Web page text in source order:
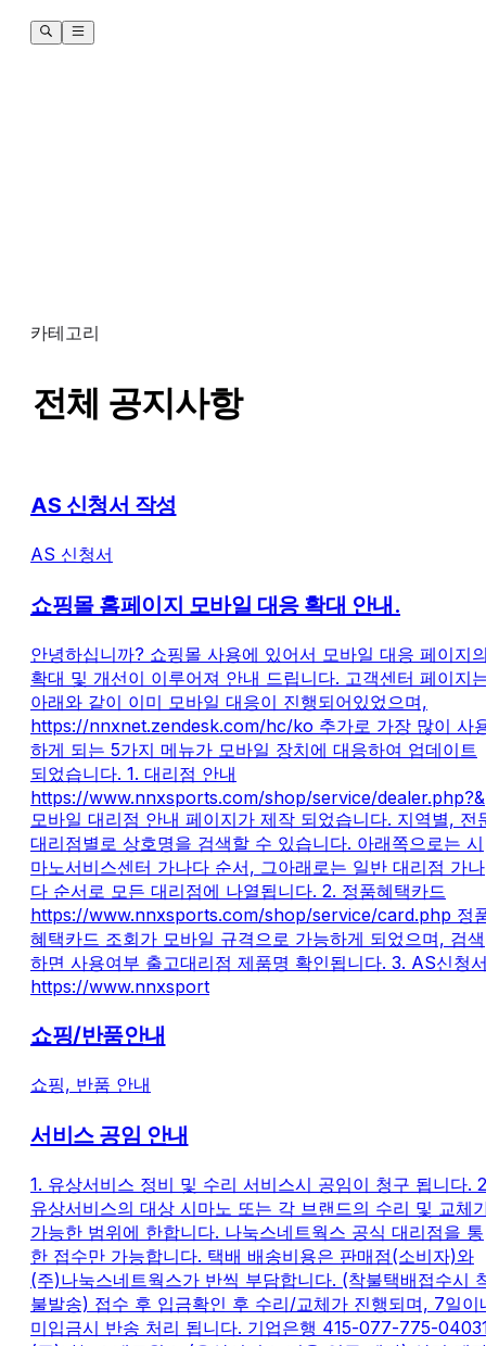
카테고리
전체 공지사항
AS 신청서 작성
AS 신청서
쇼핑몰 홈페이지 모바일 대응 확대 안내.
안녕하십니까? 쇼핑몰 사용에 있어서 모바일 대응 페이지
확대 및 개선이 이루어져 안내 드립니다. 고객센터 페이지
아래와 같이 이미 모바일 대응이 진행되어있었으며,
https://nnxnet.zendesk.com/hc/ko 추가로 가장 많이 사
하게 되는 5가지 메뉴가 모바일 장치에 대응하여 업데이트
되었습니다. 1. 대리점 안내
https://www.nnxsports.com/shop/service/dealer.php?&
모바일 대리점 안내 페이지가 제작 되었습니다. 지역별, 전
대리점별로 상호명을 검색할 수 있습니다. 아래쪽으로는 시
마노서비스센터 가나다 순서, 그아래로는 일반 대리점 가나
다 순서로 모든 대리점에 나열됩니다. 2. 정품혜택카드
https://www.nnxsports.com/shop/service/card.php 정
혜택카드 조회가 모바일 규격으로 가능하게 되었으며, 검색
하면 사용여부 출고대리점 제품명 확인됩니다. 3. AS신청
https://www.nnxsport
쇼핑/반품안내
쇼핑, 반품 안내
서비스 공임 안내
1. 유상서비스 정비 및 수리 서비스시 공임이 청구 됩니다.
유상서비스의 대상 시마노 또는 각 브랜드의 수리 및 교체
가능한 범위에 한합니다. 나눅스네트웍스 공식 대리점을 통
한 접수만 가능합니다. 택배 배송비용은 판매점(소비자)와
(주)나눅스네트웍스가 반씩 부담합니다. (착불택배접수시
불발송) 접수 후 입금확인 후 수리/교체가 진행되며, 7일이
미입금시 반송 처리 됩니다. 기업은행 415-077-775-